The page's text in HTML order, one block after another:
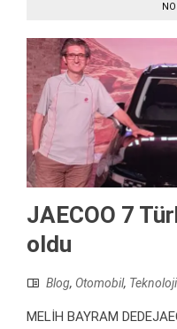
JAECOO 7
oldu
Blog, Otomobil, Teknoloji
MELİH BAYRAM